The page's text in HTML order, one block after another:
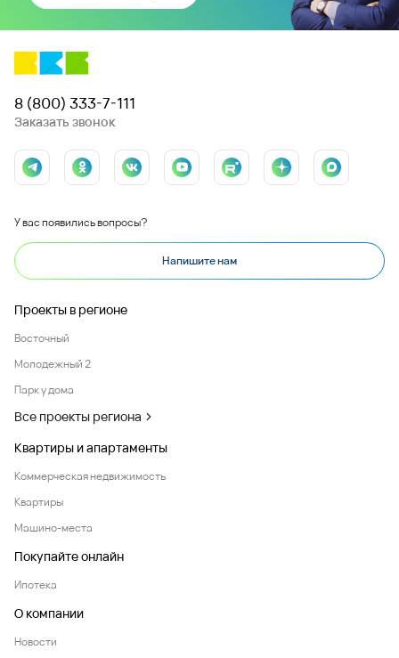
8 (800) 333-7-111
Заказать звонок
У вас появились вопросы?
Напишите нам
Проекты в регионе
Восточный
Молодежный 2
Парк у дома
Все проекты региона
Квартиры и апартаменты
Коммерческая недвижимость
Квартиры
Машино-места
Покупайте онлайн
Ипотека
О компании
Новости